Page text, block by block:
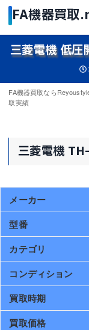
三菱電機 低
FA機器買取なら
取実績
三菱電機
メーカー
型番
カテゴリ
コンディション
買取時期
買取価格